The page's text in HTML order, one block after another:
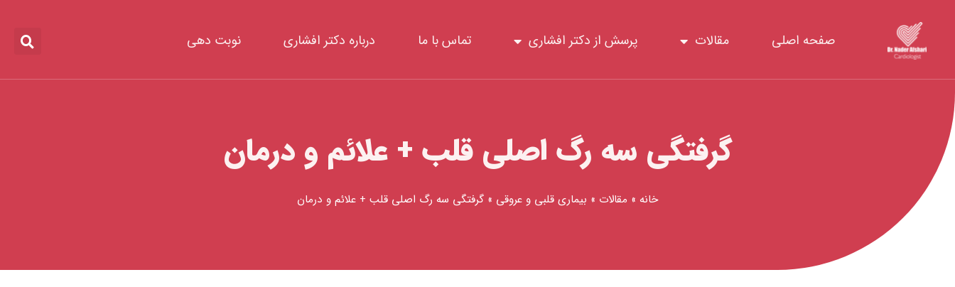
محتوا
صفحه اصلی مقالات پرسش از دکتر افشاری تماس با ما درباره دکتر افشاری نوبت دهی
گرفتگی سه رگ اصلی قلب + علائم و درمان
خانه » مقالات » بیماری قلبی و عروقی »گرفتگی سه رگ اصلی قلب + علائم و درمان